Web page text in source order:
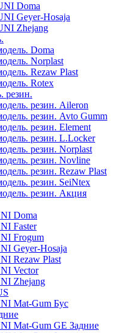
Doma
Geyer-Hosaja
Zhejang
Doma
Norplast
Rezaw Plast
Rotex
резин.
резин. Aileron
резин. Avto Gumm
резин. Element
резин. L.Locker
резин. Norplast
резин. Novline
резин. Rezaw Plast
резин. SeiNtex
резин. Акция
Doma
Faster
Frogum
Geyer-Hosaja
Rezaw Plast
Vector
Zhejang
Mat-Gum Бус
Mat-Gum GE Задние